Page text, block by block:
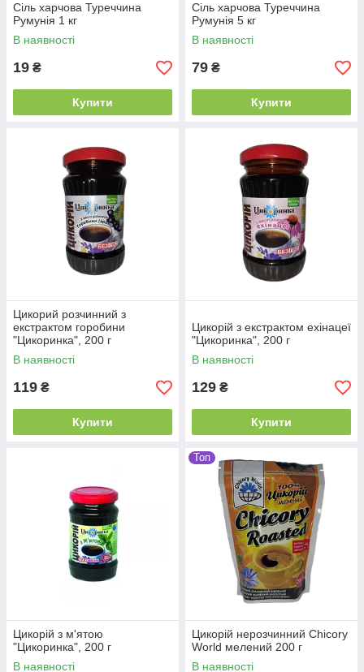
Сіль харчова Туреччина
Румунія 1 кг
В наявності
19 ₴
Купити
Сіль харчова Туреччина
Румунія 5 кг
В наявності
79 ₴
Купити
Цикорий розчинний з
екстрактом горобини
"Цикоринка", 200 г
В наявності
119 ₴
Купити
Цикорій з екстрактом ехінацеї
"Цикоринка", 200 г
В наявності
129 ₴
Купити
Цикорій з м'ятою
"Цикоринка", 200 г
В наявності
Топ
Цикорій нерозчинний Chicory
World мелений 200 г
В наявності